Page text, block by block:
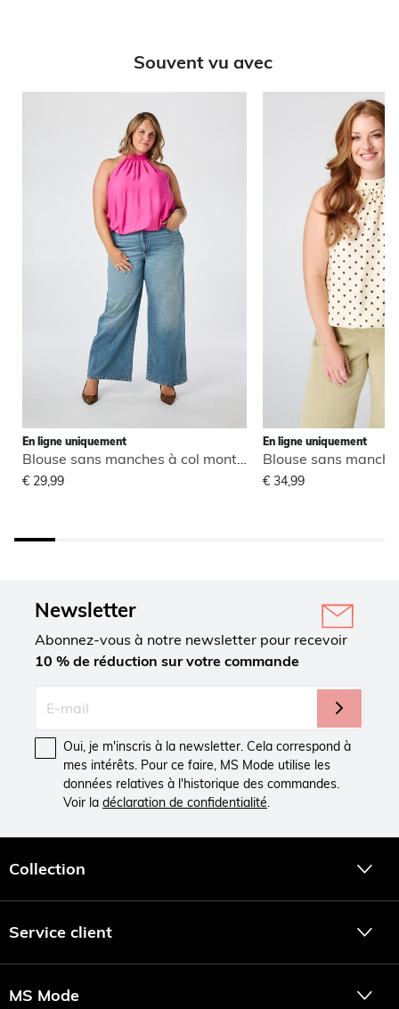
Souvent vu avec
En ligne uniquement
Blouse sans manches à col montant
€ 29,99
En ligne uniquement
€ 34,99
Newsletter
Abonnez-vous à notre newsletter pour recevoir
10 % de réduction sur votre commande
Oui, je m'inscris à la newsletter. Cela correspond à
mes intérêts. Pour ce faire, MS Mode utilise les
données relatives à l'historique des commandes.
Voir la déclaration de confidentialité.
Collection
Service client
MS Mode